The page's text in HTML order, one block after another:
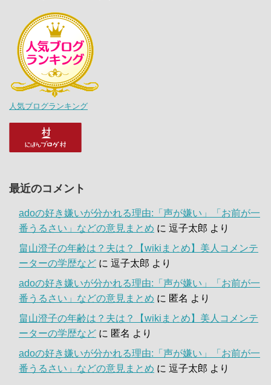
人気ブログランキング
最近のコメント
adoの好き嫌いが分かれる理由:「声が嫌い」「お前が一
番うるさい」などの意見まとめ に 逗子太郎 より
畠山澄子の年齢は？夫は？【wikiまとめ】美人コメンテ
ーターの学歴など に 逗子太郎 より
adoの好き嫌いが分かれる理由:「声が嫌い」「お前が一
番うるさい」などの意見まとめ に 匿名 より
畠山澄子の年齢は？夫は？【wikiまとめ】美人コメンテ
ーターの学歴など に 匿名 より
adoの好き嫌いが分かれる理由:「声が嫌い」「お前が一
番うるさい」などの意見まとめ に 逗子太郎 より